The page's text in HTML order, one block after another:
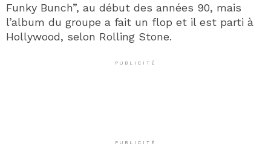
Funky Bunch”, au début des années 90, mais
l’album du groupe a fait un flop et il est parti à
Hollywood, selon Rolling Stone.
PUBLICITÉ
PUBLICITÉ